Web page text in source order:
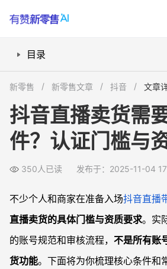
目录
是否满足粉丝门槛与内容安全要求？
审核流程失败有哪些常见原因？
为什么我账号无法开通抖音直播卖货？
抖音直播带货对企业和个人的要求有区别吗
新零售 新零售文章 抖音 文章
抖音直播卖货需
件？认证门槛与
350人已读 发布于：2025-11-04
不少个人和商家在准备入场抖音直播
直播卖货的具体门槛与资质要求。实
的账号规范和审核流程， 不是所有账
货功能。下面将为你梳理核心条件和